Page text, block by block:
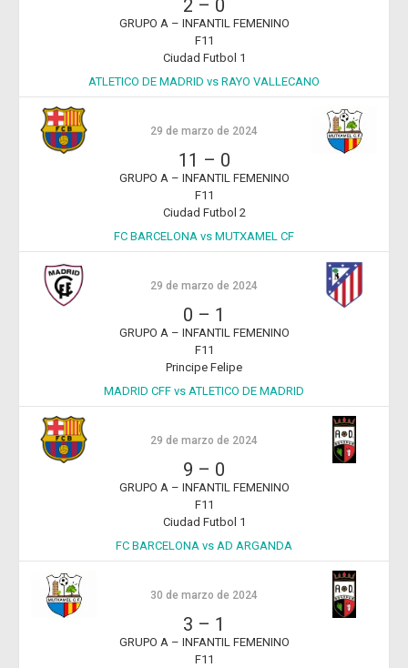
2 – 0
GRUPO A – INFANTIL FEMENINO
F11
Ciudad Futbol 1
ATLETICO DE MADRID vs RAYO VALLECANO
29 de marzo de 2024
11 – 0
GRUPO A – INFANTIL FEMENINO
F11
Ciudad Futbol 2
FC BARCELONA vs MUTXAMEL CF
29 de marzo de 2024
0 – 1
GRUPO A – INFANTIL FEMENINO
F11
Principe Felipe
MADRID CFF vs ATLETICO DE MADRID
29 de marzo de 2024
9 – 0
GRUPO A – INFANTIL FEMENINO
F11
Ciudad Futbol 1
FC BARCELONA vs AD ARGANDA
30 de marzo de 2024
3 – 1
GRUPO A – INFANTIL FEMENINO
F11